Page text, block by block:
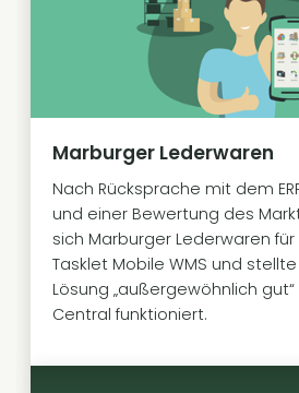
Marburger Lederwaren
Nach Rücksprache mit dem
und einer Bewertung des
sich Marburger Lederwaren
Tasklet Mobile WMS und
Lösung „außergewöhnlich
Central funktioniert.